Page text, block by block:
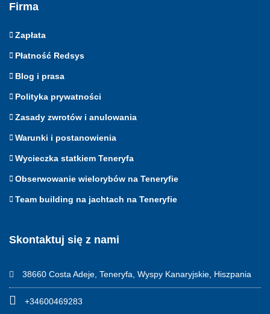
Firma
Zapłata
Płatność Redsys
Blog i prasa
Polityka prywatności
Zasady zwrotów i anulowania
Warunki i postanowienia
Wycieczka statkiem Teneryfa
Obserwowanie wielorybów na Teneryfie
Team building na jachtach na Teneryfie
Skontaktuj się z nami
38660 Costa Adeje, Teneryfa, Wyspy Kanaryjskie, Hiszpania
+34600469283